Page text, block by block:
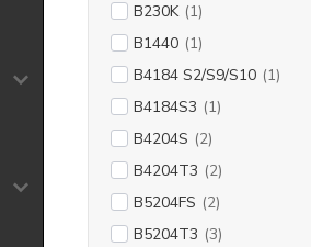
B230K (1)
B1440 (1)
B4184 S2/S9/S10 (1)
B4184S3 (1)
B4204S (2)
B4204T3 (2)
B5204FS (2)
B5204T3 (3)